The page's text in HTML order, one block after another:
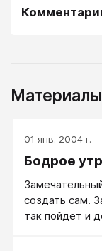
01 янв. 2004 г.
Бодрое
создать сам.
так пойдет и